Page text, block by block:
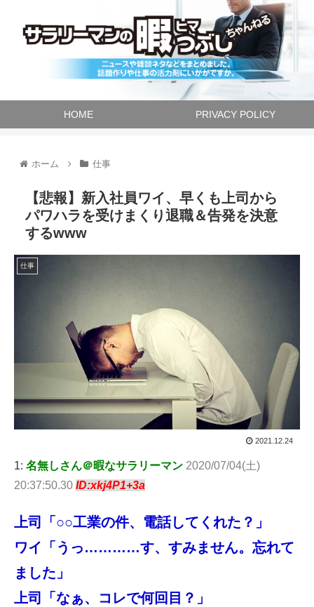
HOME PRIVACY POLICY
ホーム 仕事
【悲報】新入社員ワイ、早くも上司から
パワハラを受けまくり退職＆告発を決意
するwww
仕事
2021.12.24
1: 名無しさん＠暇なサラリーマン 2020/07/04(土)
20:37:50.30 ID:xkj4P1+3a
上司「○○工業の件、電話してくれた？」
ワイ「うっ…………す、すみません。忘れて
ました」
上司「なぁ、コレで何回目？」